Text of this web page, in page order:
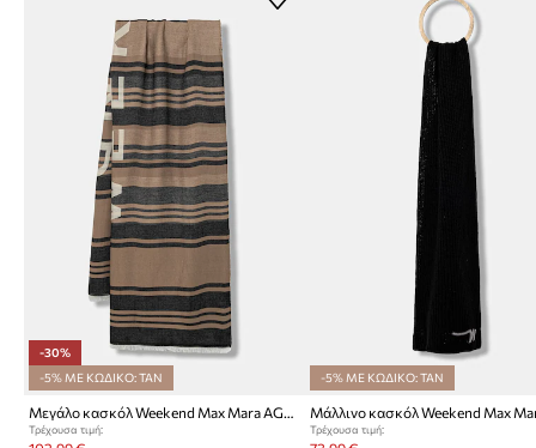
-30%
-5% ΜΕ ΚΩΔΙΚΟ: TAN
Μεγάλο κασκόλ Weekend Max Mara AGALLO
Τρέχουσα τιμή:
-5% ΜΕ ΚΩΔΙΚΟ: TAN
Τρέχουσα τιμή: